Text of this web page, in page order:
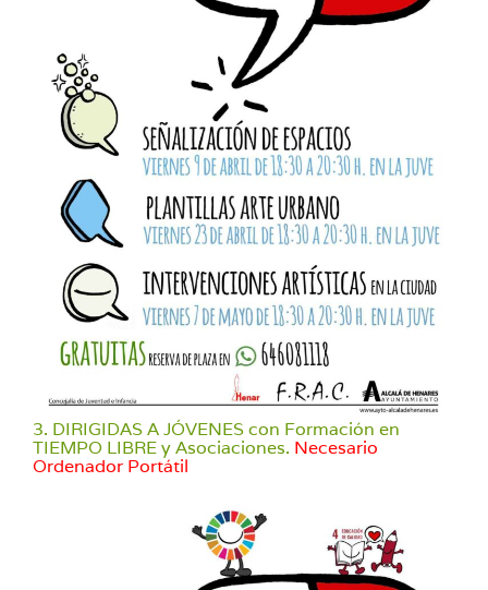
3. DIRIGIDAS A JÓVENES con Formación en
TIEMPO LIBRE y Asociaciones. Necesario
Ordenador Portátil